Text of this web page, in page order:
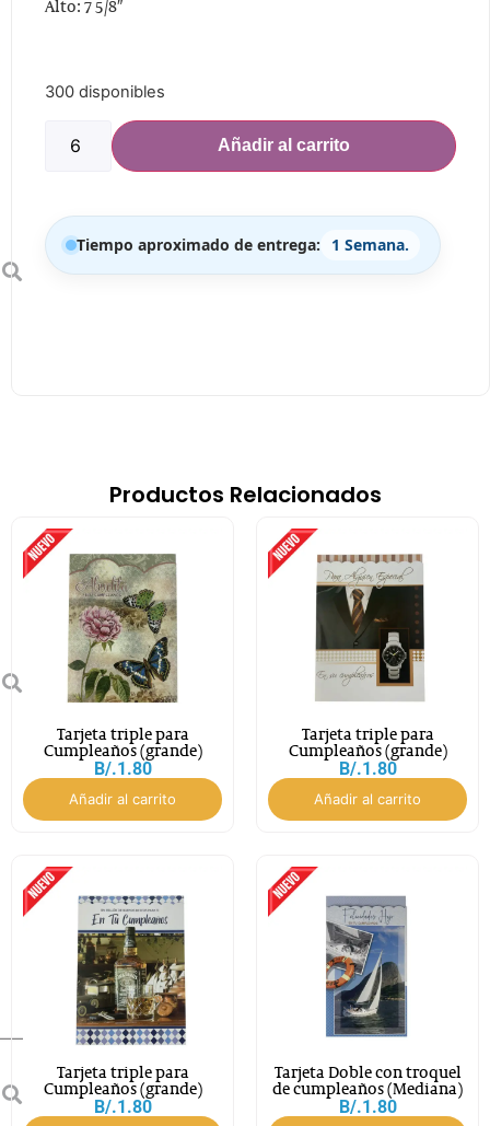
Alto: 7 5/8″
300 disponibles
Añadir al carrito
Tiempo aproximado de entrega: 1 Semana.
Productos Relacionados
Tarjeta triple para
Cumpleaños (grande)
B/.1.80
Añadir al carrito
Tarjeta triple para
Cumpleaños (grande)
B/.1.80
Añadir al carrito
Tarjeta triple para
Cumpleaños (grande)
B/.1.80
Tarjeta Doble con troquel
de cumpleaños (Mediana)
B/.1.80